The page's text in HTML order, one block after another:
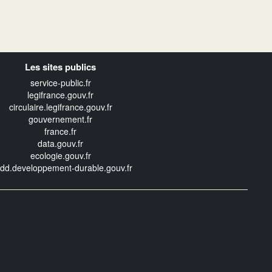
Les sites publics
service-public.fr
legifrance.gouv.fr
circulaire.legifrance.gouv.fr
gouvernement.fr
france.fr
data.gouv.fr
ecologie.gouv.fr
durable.gouv.fr